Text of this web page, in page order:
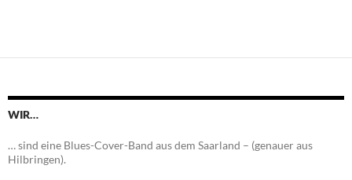
WIR…
… sind eine Blues-Cover-Band aus dem Saarland – (genauer aus
Hilbringen).